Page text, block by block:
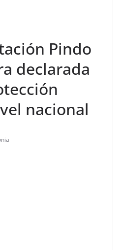
Pindo
declarada
nacional